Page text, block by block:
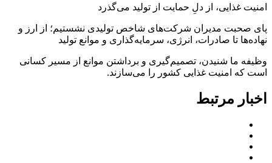
امنیت غذایی، از دلِ حمایت از تولید می‌گذرد
‌پای صحبت مدیران شرکت‌های شاخص تولیدی نشستیم؛ از ارز و
نهاده‌ها تا صادرات، انرژی، سرمایه‌گذاری و موانع تولید
‌وظیفه ما شنیدن، تصمیم‌گیری و برداشتن موانع از مسیر کسانی
است که امنیت غذایی کشور را می‌سازند.
اخبار مرتبط